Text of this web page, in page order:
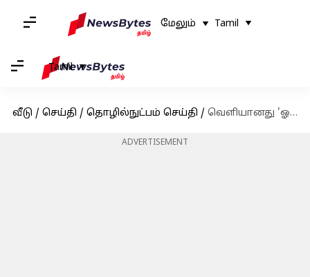
மேலும் Tamil
Tamil
வீடு / செய்தி / தொழில்நுட்பம் செய்தி / வெளியானது 'ஓப்போ F23 5G' ஸ்மார்ட்போன்.. என்னென்ன வசதிகள்?
ADVERTISEMENT